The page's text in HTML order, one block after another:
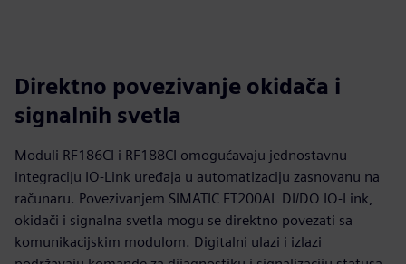
Direktno povezivanje okidača i
signalnih svetla
Moduli RF186CI i RF188CI omogućavaju jednostavnu
integraciju IO-Link uređaja u automatizaciju zasnovanu na
računaru. Povezivanjem SIMATIC ET200AL DI/DO IO-Link,
okidači i signalna svetla mogu se direktno povezati sa
komunikacijskim modulom. Digitalni ulazi i izlazi